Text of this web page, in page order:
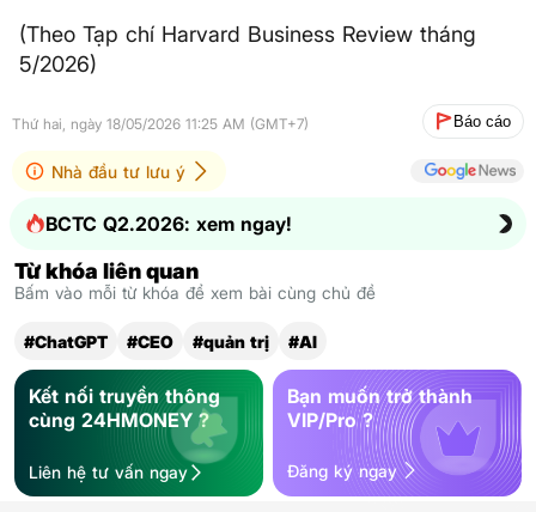
(Theo Tạp chí Harvard Business Review tháng
5/2026)
Thứ hai, ngày 18/05/2026 11:25 AM (GMT+7) Báo cáo
Nhà đầu tư lưu ý
BCTC Q2.2026: xem ngay!
Từ khóa liên quan
Bấm vào mỗi từ khóa để xem bài cùng chủ đề
#ChatGPT #CEO #quản trị #AI
Kết nối truyền thông
cùng 24HMONEY ?
Liên hệ tư vấn ngay
Bạn muốn trở thành
VIP/Pro ?
Đăng ký ngay